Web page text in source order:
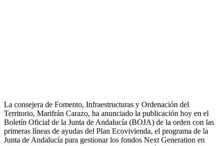
La consejera de Fomento, Infraestructuras y Ordenación del
Territorio, Marifrán Carazo, ha anunciado la publicación hoy en el
Boletín Oficial de la Junta de Andalucía (BOJA) de la orden con las
primeras líneas de ayudas del Plan Ecovivienda, el programa de la
Junta de Andalucía para gestionar los fondos Next Generation en